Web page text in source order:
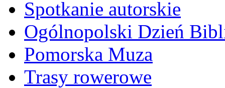
Spotkanie autorskie
Ogólnopolski Dzień
Pomorska Muza
Trasy rowerowe